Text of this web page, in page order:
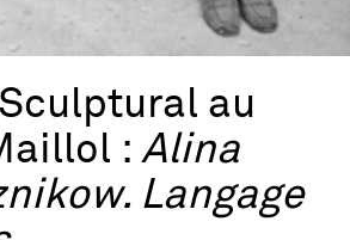
au
:Alina
Langage